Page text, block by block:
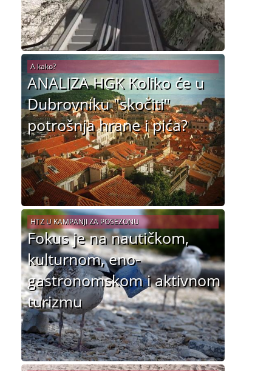
ANALIZA HGK Koliko će u
Dubrovniku "skočiti"
potrošnja hrane i pića?
A kako?
Fokus je na nautičkom,
kulturnom, eno-
gastronomskom i aktivnom
turizmu
HTZ U KAMPANJI ZA POSEZONU